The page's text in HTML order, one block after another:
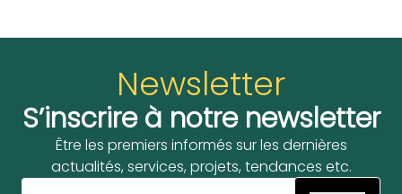
Newsletter
S’inscrire à notre newsletter
Être les premiers informés sur les dernières
actualités, services, projets, tendances etc.